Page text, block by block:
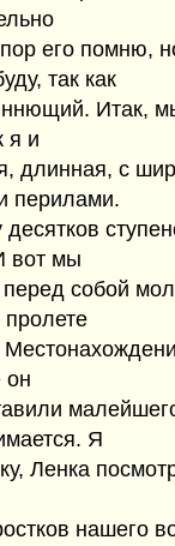
его помню,
так как
Итак,
я и
длинная, с
перилами.
вот мы
собой
пролете
он
Я
Ленка
нашего